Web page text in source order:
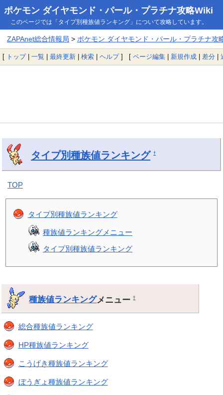
ポケモン ダイヤモンド・パール・プラチナ攻略Wiki
このページでは「タイプ別種族値ランキング」について攻略しています。
ZAPAnet総合情報局 > ポケモン ダイヤモンド・パール・プラチナ攻
[ トップ| 一覧 | 最終更新 | 検索 | ヘルプ] [ ページ編集 | 新規作成 | 差分 |
タイプ別種族値ランキング †
TOP
タイプ別種族値ランキング
種族値ランキングメニュー
タイプ別種族値ランキング
種族値ランキングメニュー†
総合種族値ランキング
HP種族値ランキング
こうげき種族値ランキング
ぼうぎょ種族値ランキング